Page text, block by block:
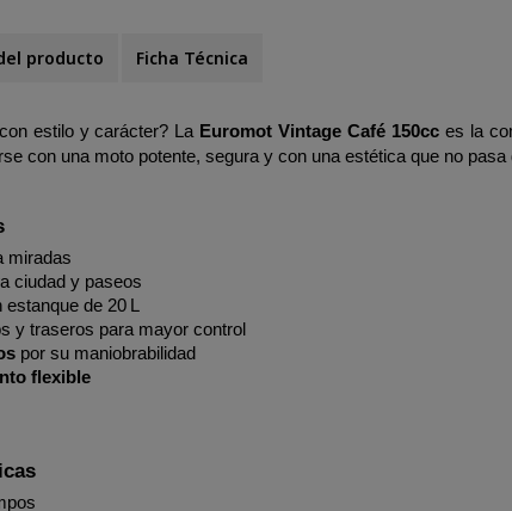
producto Ficha Técnica
estilo y carácter? La Euromot Vintage Café 150cc es la
con una moto potente, segura y con una estética que no pasa
miradas
ciudad y paseos
de 20 L
y traseros para mayor control
por su maniobrabilidad
flexible